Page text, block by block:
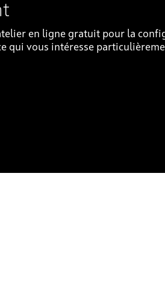
en ligne gratuit pour la
qui vous intéresse